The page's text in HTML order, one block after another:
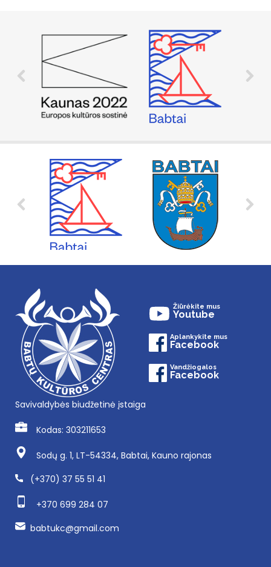
Žiūrėkite mus
Youtube
Aplankykite mus
Facebook
Vandžiogalos
Facebook
Savivaldybės biudžetinė įstaiga
Kodas: 303211653
Sodų g. 1, LT-54334, Babtai, Kauno rajonas
(+370) 37 55 51 41
+370 699 284 07
babtukc@gmail.com